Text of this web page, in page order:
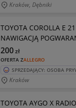
Kraków, Dębniki
TOYOTA COROLLA E
NAWIGACJĄ
OFERTA ZALLEGRO
200zł
SPRZEDAJĄCY: OSOBA
Kraków
TOYOTA AYGO X